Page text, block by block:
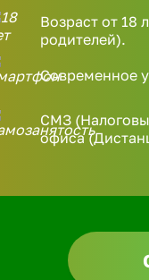
Возраст от 18
родителей).
Современное
СМЗ
офиса